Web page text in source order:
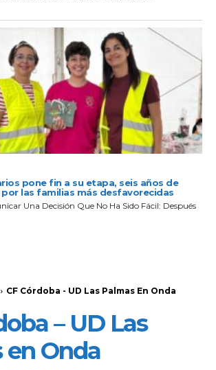
pone fin a su etapa, seis años de
las familias más desfavorecidas
Una Decisión Que No Ha Sido Fácil: Después